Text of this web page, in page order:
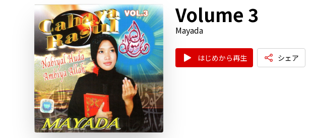
Volume 3
Mayada
はじめから再生 シェア